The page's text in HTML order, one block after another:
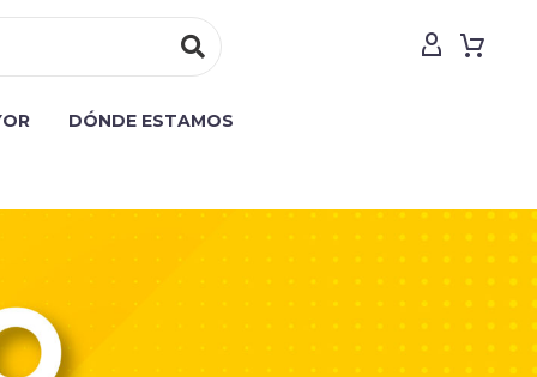
DÓNDE ESTAMOS